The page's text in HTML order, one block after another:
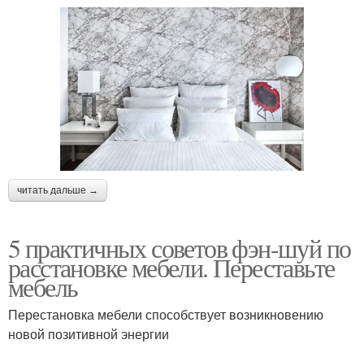
читать дальше →
5 практичных советов фэн-шуй по
расстановке мебели. Переставьте
мебель
Перестановка мебели способствует возникновению
новой позитивной энергии